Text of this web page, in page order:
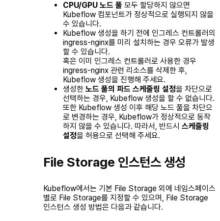
CPU/GPU 노드 풀 모두 할당하지 않으면
Kubeflow 컴포넌트가 정상적으로 실행되지 않을
수 있습니다.
Kubeflow 생성을 하기 전에 인그레스 컨트롤러의
ingress-nginx를 미리 설치하는 경우 오류가 발생
할 수 있습니다.
혹은 이미 인그레스 컨트롤러로 사용한 경우
ingress-nginx 관련 리소스를 삭제한 후,
Kubeflow 생성을 진행해 주세요.
생성한 노드 풀의 파드 스케줄링 설정을 차단으로
선택하는 경우, Kubeflow 생성을 할 수 없습니다.
또한 Kubeflow 생성 이후 해당 노드 풀을 차단으
로 변경하는 경우, Kubeflow가 정상적으로 동작
하지 않을 수 있습니다. 따라서, 반드시 스케줄링
설정을 허용으로 선택해 주세요.
File Storage 인스턴스 생성
Kubeflow에서는 기본 File Storage 외에 네임스페이스
별로 File Storage를 지정할 수 있으며, File Storage
인스턴스 생성 방법은 다음과 같습니다.